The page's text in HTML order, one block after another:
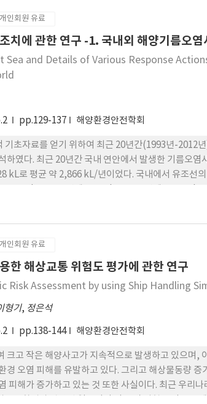
되며, 해역이용협의 제도의 개선을 통해 정확한 해
으로 판단되었다.
인회원 유료
치에 관한 연구 -1. 국내외 해양기름오
Sea and Details of Various Response
pp.129-137 해양환경안전학회
기초자료를 얻기 위하여 최근 20년간(1993년-2012
하였다. 최근 20년간 국내 연안에서 발생한 기름오
kL로 평균 약 2,866 kL/년이었다. 국내에서 유조선
량이 8 kL(7톤) 이상인 경우, 총계 420건으로 평균
1994년에 약 147,600 kL(130,000톤), 1996년에 약
kL(67,000톤)로 크게 증가하였다. 국내와 세계를
년부터 세계의 사고건수와 유출량은 모두 크게 감
.
인회원 유료
한 해상교통 위험도 평가에 관한 연구
Risk Assessment by using Ship Handling
형기, 정은석
pp.138-144 해양환경안전학회
크고 작은 해양사고가 지속적으로 발생하고 있으며,
경 오염 피해를 유발하고 있다. 그리고 해상물동량
피해가 증가하고 있는 것 또한 사실이다. 최근 우리